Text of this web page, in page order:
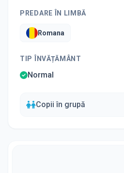
PREDARE ÎN LIMBĂ
Romana
TIP ÎNVĂȚĂMÂNT
Normal
Copii în grupă